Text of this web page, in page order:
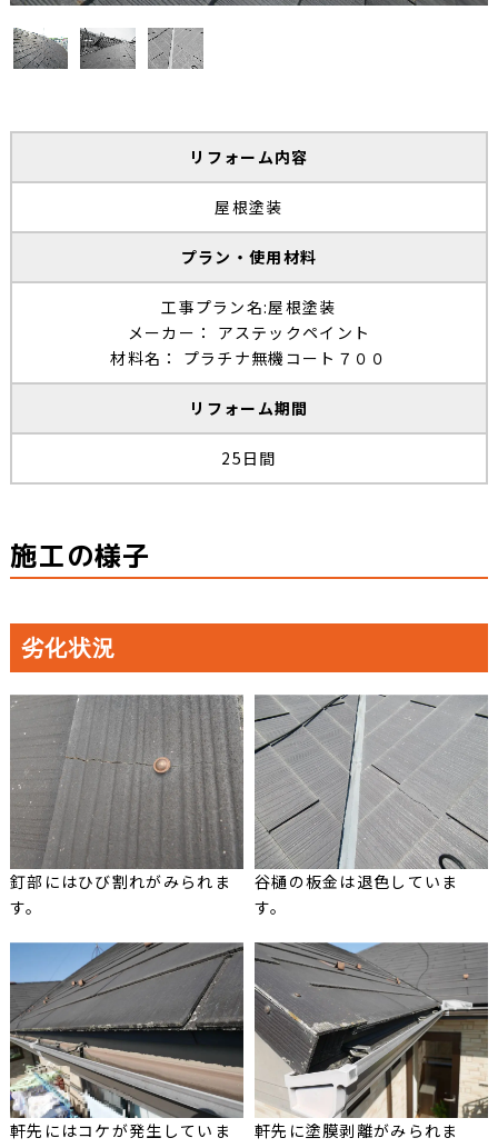
リフォーム内容
屋根塗装
プラン・使用材料
工事プラン名:屋根塗装
メーカー： アステックペイント
材料名： プラチナ無機コート７００
リフォーム期間
25日間
施工の様子
劣化状況
釘部にはひび割れがみられま
す。
谷樋の板金は退色していま
す。
軒先にはコケが発生していま
軒先に塗膜剥離がみられま